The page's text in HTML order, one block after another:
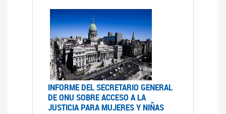
INFORME DEL SECRETARIO GENERAL
DE ONU SOBRE ACCESO A LA
JUSTICIA PARA MUJERES Y NIÑAS